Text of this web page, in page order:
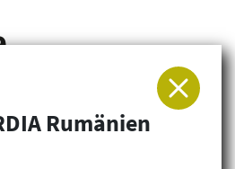
für Entwicklung und
Rumänien